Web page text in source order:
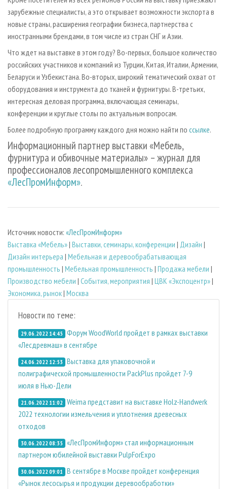
зарубежные специалисты, а это открывает возможности экспорта в
новые страны, расширения географии бизнеса, партнерства с
иностранными брендами, в том числе из стран СНГ и Азии.
Что ждет на выставке в этом году? Во-первых, большое количество
российских участников и компаний из Турции, Китая, Италии, Армении,
Беларуси и Узбекистана. Во-вторых, широкий тематический охват от
оборудования и инструмента до тканей и фурнитуры. В-третьих,
интересная деловая программа, включающая семинары,
конференции и круглые столы по актуальным вопросам.
Более подробную программу каждого дня можно найти по ссылке.
Информационный партнер выставки «Мебель,
фурнитура и обивочные материалы» – журнал для
профессионалов лесопромышленного комплекса
«ЛесПромИнформ».
Источник новости: «ЛесПромИнформ»
Выставка «Мебель»| Выставки, семинары, конференции | Дизайн |
Дизайн интерьера | Мебельная и деревообрабатывающая
промышленность | Мебельная промышленность | Продажа мебели |
Производство мебели | События, мероприятия | ЦВК «Экспоцентр»|
Экономика, рынок| Москва
Новости по теме:
29.06.2022 14:45 Форум WoodWorld пройдет в рамках выставки
«Лесдревмаш» в сентябре
24.06.2022 12:53 Выставка для упаковочной и
полиграфической промышленности PackPlus пройдет 7-9
июля в Нью-Дели
21.06.2022 11:02 Weima представит на выставке Holz-Handwerk
2022 технологии измельчения и уплотнения древесных
отходов
30.06.2022 08:35 «ЛесПромИнформ» стал информационным
партнером юбилейной выставки PulpForExpo
30.06.2022 09:01 В сентябре в Москве пройдет конференция
«Рынок лесосырья и продукции деревообработки»